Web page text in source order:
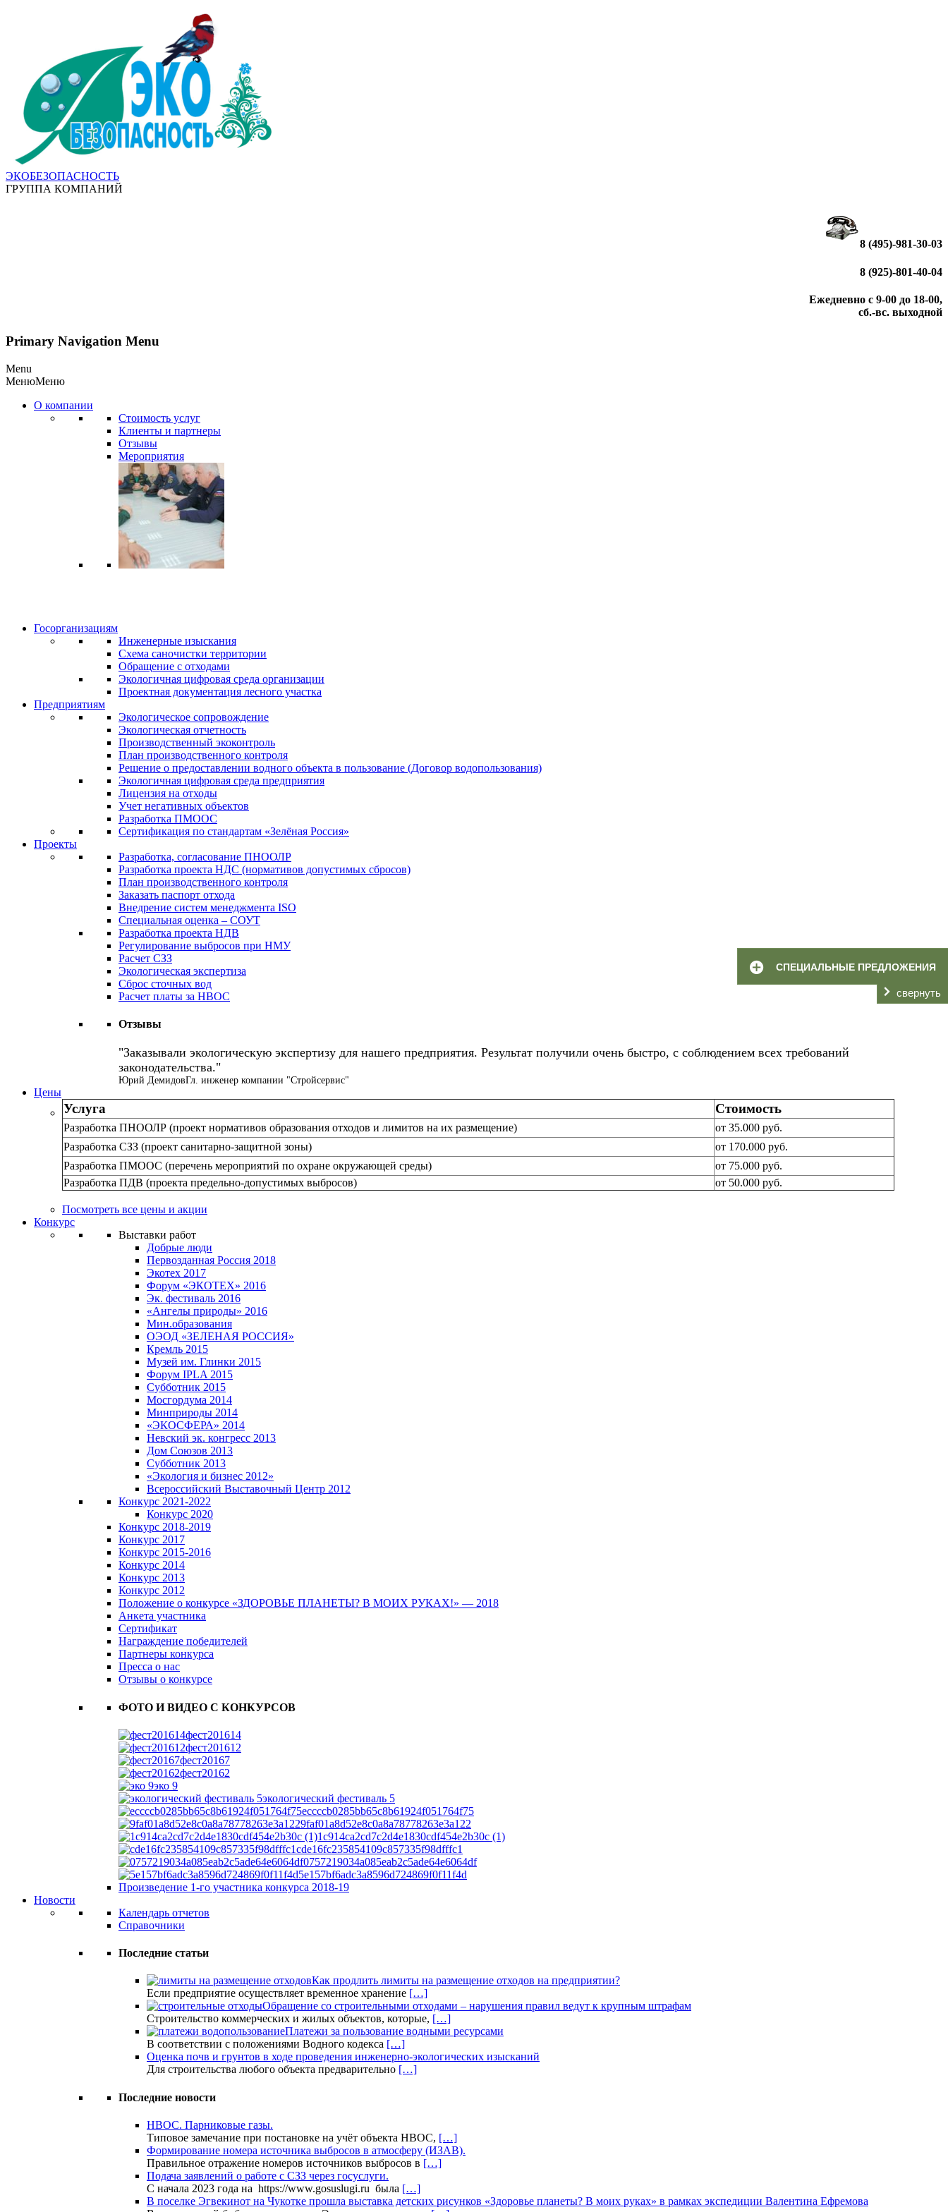
СПЕЦИАЛЬНЫЕ ПРЕДЛОЖЕНИЯ
свернуть
ЭКОБЕЗОПАСНОСТЬ
ГРУППА КОМПАНИЙ
8 (495)-981-30-03
8 (925)-801-40-04
Ежедневно с 9-00 до 18-00,
сб.-вс. выходной
Primary Navigation Menu
Menu
МенюМеню
О компании
Стоимость услуг
Клиенты и партнеры
Отзывы
Мероприятия
Госорганизациям
Инженерные изыскания
Схема саночистки территории
Обращение с отходами
Экологичная цифровая среда организации
Проектная документация лесного участка
Предприятиям
Экологическое сопровождение
Экологическая отчетность
Производственный экоконтроль
План производственного контроля
Решение о предоставлении водного объекта в пользование (Договор водопользования)
Экологичная цифровая среда предприятия
Лицензия на отходы
Учет негативных объектов
Разработка ПМООС
Сертификация по стандартам «Зелёная Россия»
Проекты
Разработка, согласование ПНООЛР
Разработка проекта НДС (нормативов допустимых сбросов)
План производственного контроля
Заказать паспорт отхода
Внедрение систем менеджмента ISO
Специальная оценка – СОУТ
Разработка проекта НДВ
Регулирование выбросов при НМУ
Расчет СЗЗ
Экологическая экспертиза
Сброс сточных вод
Расчет платы за НВОС
Отзывы
Заказывали экологическую экспертизу для нашего предприятия. Результат получили очень быстро, с соблюдением всех требований
законодательства.
Юрий ДемидовГл. инженер компании "Стройсервис"
Цены
Услуга Стоимость
Разработка ПНООЛР (проект нормативов образования отходов и лимитов на их размещение)
от 35.000 руб.
Разработка СЗЗ (проект санитарно-защитной зоны)
от 170.000 руб.
Разработка ПМООС (перечень мероприятий по охране окружающей среды)
от 75.000 руб.
Разработка ПДВ (проекта предельно-допустимых выбросов)
от 50.000 руб.
Посмотреть все цены и акции
Конкурс
Выставки работ
Добрые люди
Первозданная Россия 2018
Экотех 2017
Форум «ЭКОТЕХ» 2016
Эк. фестиваль 2016
«Ангелы природы» 2016
Мин.образования
ОЭОД «ЗЕЛЕНАЯ РОССИЯ»
Кремль 2015
Музей им. Глинки 2015
Форум IPLA 2015
Субботник 2015
Мосгордума 2014
Минприроды 2014
«ЭКОСФЕРА» 2014
Невский эк. конгресс 2013
Дом Союзов 2013
Субботник 2013
«Экология и бизнес 2012»
Всероссийский Выставочный Центр 2012
Конкурс 2021-2022
Конкурс 2020
Конкурс 2018-2019
Конкурс 2017
Конкурс 2015-2016
Конкурс 2014
Конкурс 2013
Конкурс 2012
Положение о конкурсе «ЗДОРОВЬЕ ПЛАНЕТЫ? В МОИХ РУКАХ!» — 2018
Анкета участника
Сертификат
Награждение победителей
Партнеры конкурса
Пресса о нас
Отзывы о конкурсе
ФОТО И ВИДЕО С КОНКУРСОВ
фест201614
фест201612
фест20167
фест20162
эко 9
экологический фестиваль 5
eccccb0285bb65c8b61924f051764f75
9faf01a8d52e8c0a8a78778263e3a122
1c914ca2cd7c2d4e1830cdf454e2b30c (1)
cde16fc235854109c857335f98dfffc1
0757219034a085eab2c5ade64e6064df
5e157bf6adc3a8596d724869f0f11f4d
Произведение 1-го участника конкурса 2018-19
Новости
Календарь отчетов
Справочники
Последние статьи
Как продлить лимиты на размещение отходов на предприятии?
Если предприятие осуществляет временное хранение […]
Обращение со строительными отходами – нарушения правил ведут к крупным штрафам
Строительство коммерческих и жилых объектов, которые, […]
Платежи за пользование водными ресурсами
В соответствии с положениями Водного кодекса […]
Оценка почв и грунтов в ходе проведения инженерно-экологических изысканий
Для строительства любого объекта предварительно […]
Последние новости
НВОС. Парниковые газы.
Типовое замечание при постановке на учёт объекта НВОС, […]
Формирование номера источника выбросов в атмосферу (ИЗАВ).
Правильное отражение номеров источников выбросов в […]
Подача заявлений о работе с СЗЗ через госуслуги.
С начала 2023 года на https://www.gosuslugi.ru была […]
В поселке Эгвекинот на Чукотке прошла выставка детских рисунков «Здоровье планеты? В моих руках» в рамках экспедиции Валентина Ефремова